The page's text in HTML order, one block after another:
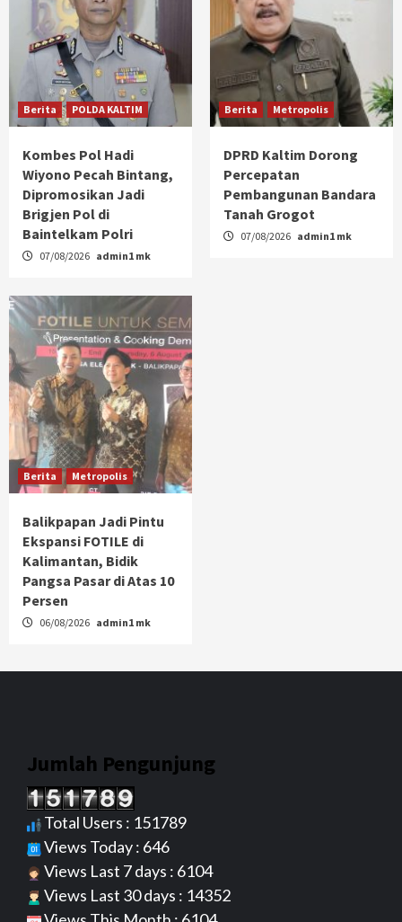
Berita POLDA KALTIM
Kombes Pol Hadi
Wiyono Pecah Bintang,
Dipromosikan Jadi
Brigjen Pol di
Baintelkam Polri
07/08/2026 admin1 mk
Berita Metropolis
DPRD Kaltim Dorong
Percepatan
Pembangunan Bandara
Tanah Grogot
07/08/2026 admin1 mk
Berita Metropolis
Balikpapan Jadi Pintu
Ekspansi FOTILE di
Kalimantan, Bidik
Pangsa Pasar di Atas 10
Persen
06/08/2026 admin1 mk
Jumlah Pengunjung
Total Users : 151789
Views Today : 646
Views Last 7 days : 6104
Views Last 30 days : 14352